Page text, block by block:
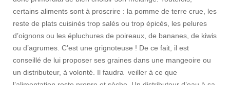
certains aliments sont à proscrire : la pomme de terre crue, les
reste de plats cuisinés trop salés ou trop épicés, les pelures
d’oignons ou les épluchures de poireaux, de bananes, de kiwis
ou d’agrumes. C’est une grignoteuse ! De ce fait, il est
conseillé de lui proposer ses graines dans une mangeoire ou
un distributeur, à volonté. Il faudra veiller à ce que